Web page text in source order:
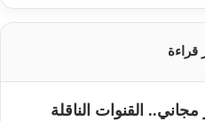
قراءة
القنوات الناقلة